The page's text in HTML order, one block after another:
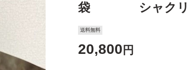
袋 シャクリ
送料無料
20,800 円